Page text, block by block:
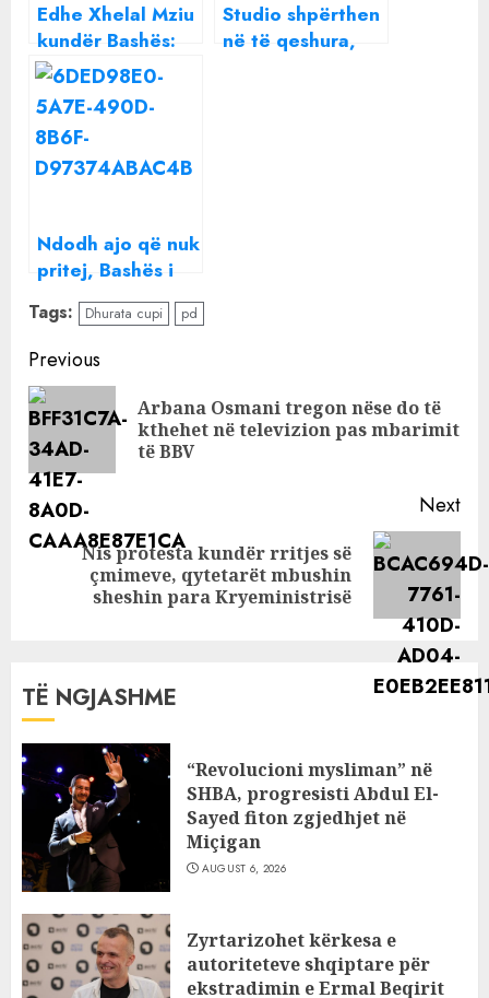
Edhe Xhelal Mziu
kundër Bashës:
Duhet të japësh
dorëheqjen
Studio shpërthen
në të qeshura,
Ndodh ajo që nuk
pritej, Bashës i
del kundër dhe
Gaz Bardhi
Tags: Dhurata cupi pd
Continue
Reading
Previous
Arbana Osmani tregon nëse do të
kthehet në televizion pas mbarimit
të BBV
Next
Nis protesta kundër rritjes së
çmimeve, qytetarët mbushin
sheshin para Kryeministrisë
TË NGJASHME
“Revolucioni mysliman” në
SHBA, progresisti Abdul El-
Sayed fiton zgjedhjet në
Miçigan
AUGUST 6, 2026
Zyrtarizohet kërkesa e
autoriteteve shqiptare për
ekstradimin e Ermal Beqirit